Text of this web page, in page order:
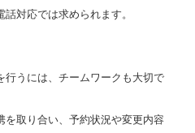
対応では求められます。
行うには、チームワークも大切で
を取り合い、予約状況や変更内容